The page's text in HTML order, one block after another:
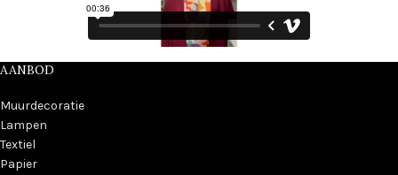
AANBOD
Muurdecoratie
Lampen
Textiel
Papier